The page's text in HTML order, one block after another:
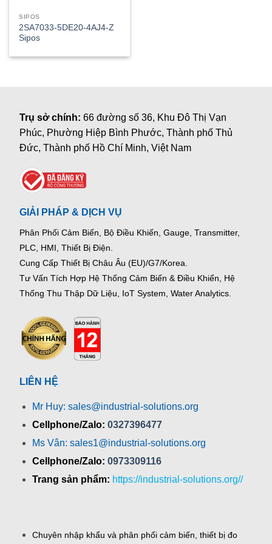
SIPOS
2SA7033-5DE20-4AJ4-Z
Sipos
Trụ sở chính:66 đường số 36, Khu Đô Thị Vạn
Phúc, Phường Hiệp Bình Phước, Thành phố Thủ
Đức, Thành phố Hồ Chí Minh, Việt Nam
GIẢI PHÁP & DỊCH VỤ
Phân Phối Cảm Biến, Bộ Điều Khiển, Gauge, Transmitter,
PLC, HMI, Thiết Bị Điện.
Cung Cấp Thiết Bị Châu Âu (EU)/G7/Korea.
Tư Vấn Tích Hợp Hệ Thống Cảm Biến & Điều Khiển, Hệ
Thống Thu Thập Dữ Liệu, IoT System, Water Analytics.
LIÊN HỆ
Mr Huy: sales@industrial-solutions.org
Cellphone/Zalo: 0327396477
Ms Vân: sales1@industrial-solutions.org
Cellphone/Zalo: 0973309116
Trang sản phẩm: https://industrial-solutions.org//
Chuyên nhập khẩu và phân phối cảm biến, thiết bị đo